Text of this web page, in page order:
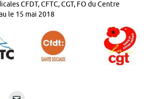
CFDT, CFTC, CGT, FO du Centre
le 15 mai 2018